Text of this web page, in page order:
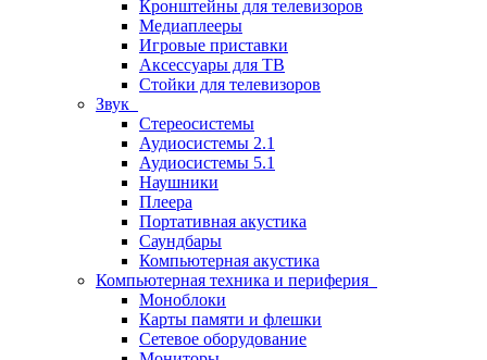
Кронштейны для телевизоров
Медиаплееры
Игровые приставки
Аксессуары для ТВ
Стойки для телевизоров
Звук
Стереосистемы
Аудиосистемы 2.1
Аудиосистемы 5.1
Наушники
Плеера
Портативная акустика
Саундбары
Компьютерная акустика
Компьютерная техника и периферия
Моноблоки
Карты памяти и флешки
Сетевое оборудование